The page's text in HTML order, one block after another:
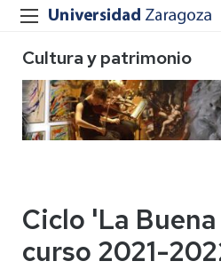
Cultura y patrimonio
Ciclo 'La
curso 2021-